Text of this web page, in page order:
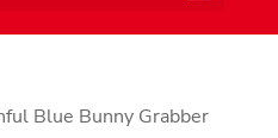
Blue Bunny Grabber